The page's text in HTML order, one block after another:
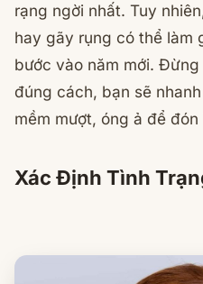
rạng ngời nhất. Tuy
hay gãy rụng có thể làm
bước vào năm mới.
đúng cách, bạn sẽ
mềm mượt, óng ả để
Xác Định Tình